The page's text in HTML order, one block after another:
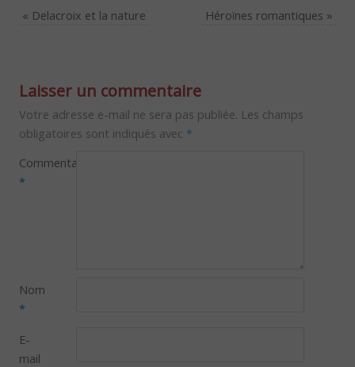
« Delacroix et la nature Héroïnes romantiques »
Laisser un commentaire
Votre adresse e-mail ne sera pas publiée. Les champs
obligatoires sont indiqués avec *
Commentaire
*
Nom
*
E-
mail